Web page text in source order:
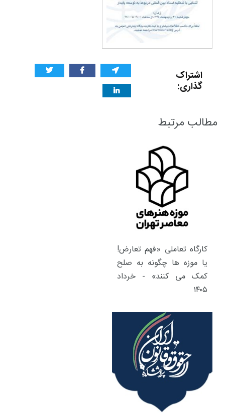
اشتراک
گذاری:
مطالب مرتبط
کارگاه تعاملی «فهم تعارض!
یا موزه ها چگونه به صلح
کمک می کنند» - خرداد
۱۴۰۵